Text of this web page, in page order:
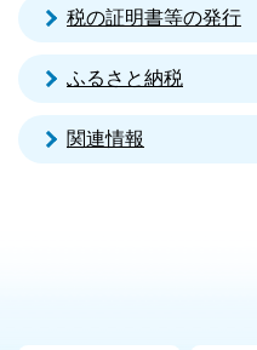
税の証明書等の発行
ふるさと納税
関連情報